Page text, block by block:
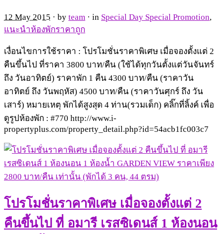
12 May 2015 · by team · in Special Day Special Promotion,
แนะนำห้องพักราคาถูก
เงื่อนไขการใช้ราคา : โปรโมชั่นราคาพิเศษ เมื่อจองตั้งแต่ 2
คืนขึ้นไป ที่ราคา 3800 บาท/คืน (ใช้ได้ทุกวันตั้งแต่วันจันทร์
ถึง วันอาทิตย์) ราคาพัก 1 คืน 4300 บาท/คืน (ราคาวัน
อาทิตย์ ถึง วันพฤหัส) 4500 บาท/คืน (ราคาวันศุกร์ ถึง วัน
เสาร์) หมายเหตุ พักได้สูงสุด 4 ท่าน(รวมเด็ก) คลิ๊กที่ลิ้งค์ เพื่อ
ดูรูปห้องพัก : #770 http://www.i-
propertyplus.com/property_detail.php?id=54acb1fc003c7
โปรโมชั่นราคาพิเศษ เมื่อจองตั้งแต่ 2
คืนขึ้นไป ที่ อมารี เรสซิเดนส์ 1 ห้องนอน